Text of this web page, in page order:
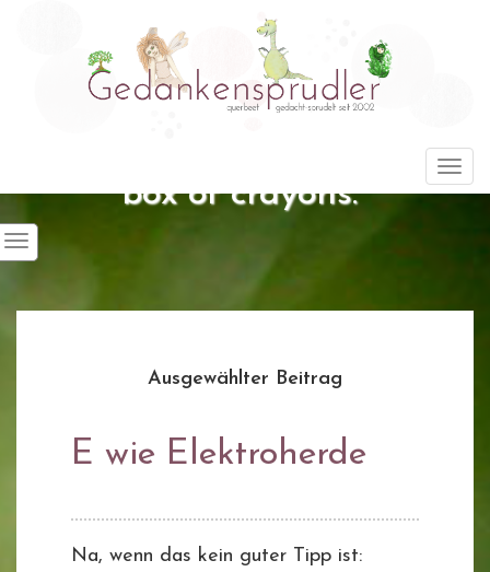
"Life is about using the whole
box of crayons."
Ausgewählter Beitrag
E wie Elektroherde
Na, wenn das kein guter Tipp ist: